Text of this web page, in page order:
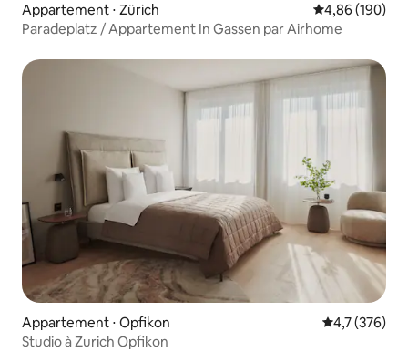
Appartement ⋅ Zürich Évaluation
4,86 (190)
Paradeplatz / Appartement In Gassen par Airhome
Appartement ⋅ Opfikon Évaluation
4,7 (376)
Studio à Zurich Opfikon